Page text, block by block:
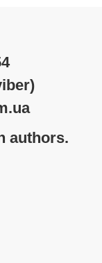
authors.